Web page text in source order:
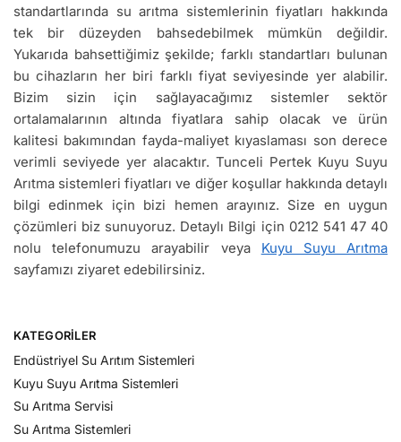
standartlarında su arıtma sistemlerinin fiyatları hakkında
tek bir düzeyden bahsedebilmek mümkün değildir.
Yukarıda bahsettiğimiz şekilde; farklı standartları bulunan
bu cihazların her biri farklı fiyat seviyesinde yer alabilir.
Bizim sizin için sağlayacağımız sistemler sektör
ortalamalarının altında fiyatlara sahip olacak ve ürün
kalitesi bakımından fayda-maliyet kıyaslaması son derece
verimli seviyede yer alacaktır. Tunceli Pertek Kuyu Suyu
Arıtma sistemleri fiyatları ve diğer koşullar hakkında detaylı
bilgi edinmek için bizi hemen arayınız. Size en uygun
çözümleri biz sunuyoruz. Detaylı Bilgi için 0212 541 47 40
nolu telefonumuzu arayabilir veya Kuyu Suyu Arıtma
sayfamızı ziyaret edebilirsiniz.
KATEGORILER
Endüstriyel Su Arıtım Sistemleri
Kuyu Suyu Arıtma Sistemleri
Su Arıtma Servisi
Su Arıtma Sistemleri